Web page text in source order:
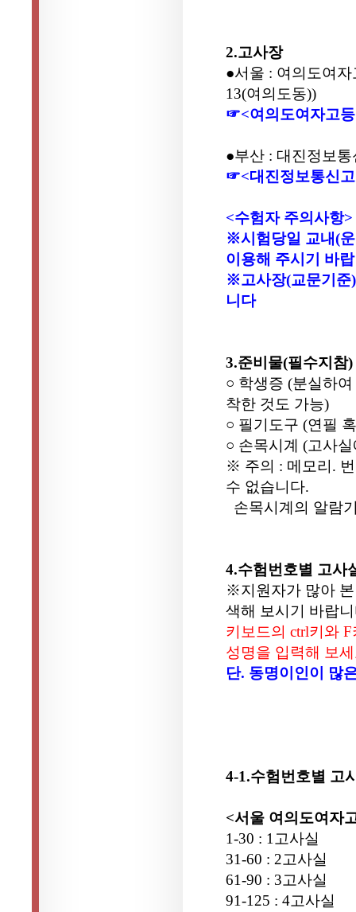
2.고사장
●서울 : 여의도여
13(여의도동))
☞<여의도여자고
●부산 : 대진정보
☞<대진정보통신
<수험자 주의사항>
※시험당일 교내(
이용해 주시기 바
※고사장(교문기준
니다
3.준비물(필수지참)
○ 학생증 (분실하
착한 것도 가능)
○ 필기도구 (연필
○ 손목시계 (고사
※ 주의 : 메모리.
수 없습니다.
손목시계의 알람
4.수험번호별 고사
※지원자가 많아
색해 보시기 바랍
키보드의 ctrl키와
성명을 입력해 보
단. 동명이인이 많
4-1.수험번호별 고
<서울 여의도여자
1-30 : 1고사실
31-60 : 2고사실
61-90 : 3고사실
91-125 : 4고사실